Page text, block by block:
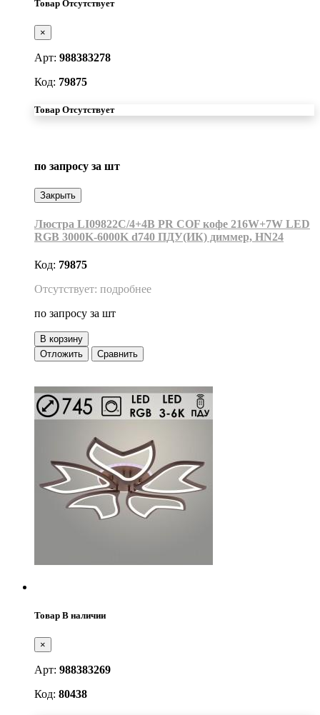
Товар Отсутствует
×
Арт: 988383278
Код: 79875
Товар Отсутствует
по запросу за шт
Закрыть
Люстра LI09822C/4+4B PR COF кофе 216W+7W LED
RGB 3000K-6000K d740 ПДУ(ИК) диммер, HN24
Код: 79875
Отсутствует: подробнее
по запросу за шт
В корзину
Отложить
Сравнить
Товар В наличии
×
Арт: 988383269
Код: 80438